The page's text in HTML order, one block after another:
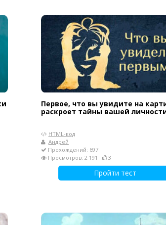
Первое, что вы увидите на
раскроет тайны вашей
HTML-код
Андрей
Прохождений: 697
Просмотров: 2 191
3
Пройти тест